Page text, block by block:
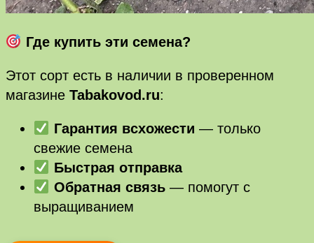
Где купить эти семена?
Этот сорт есть в наличии в проверенном
магазине Tabakovod.ru:
Гарантия всхожести — только
свежие семена
Быстрая отправка
Обратная связь — помогут с
выращиванием